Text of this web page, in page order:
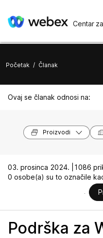
Centar
Početak / Članak
Ovaj se članak odnosi na:
Proizvodi
03. prosinca 2024. |
1086
0 osobe(a) su to označile
Podrška za